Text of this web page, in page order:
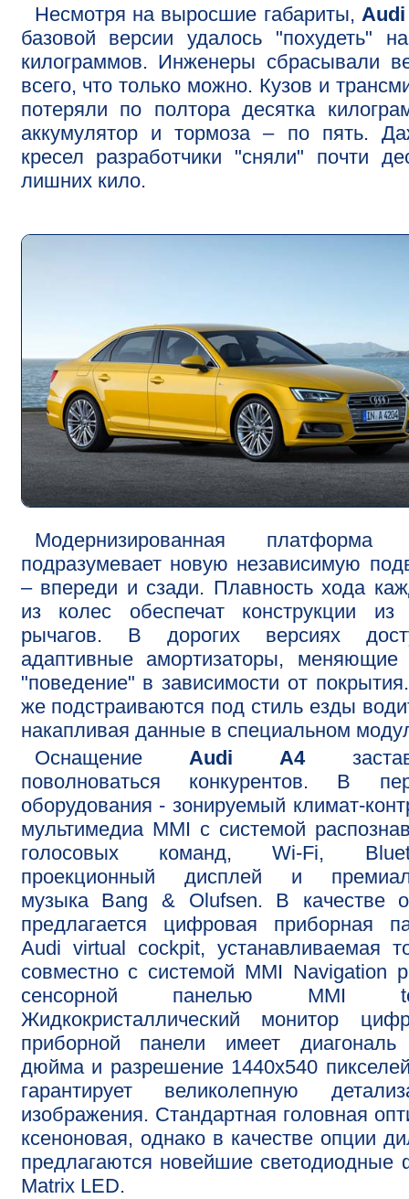
Несмотря на выросшие габариты, Audi
базовой версии удалось "похудеть"
килограммов. Инженеры сбрасывали
всего, что только можно. Кузов и
потеряли по полтора десятка
аккумулятор и тормоза – по пять.
кресел разработчики "сняли" почти
лишних кило.
Модернизированная платформа
подразумевает новую независимую
– впереди и сзади. Плавность хода
из колес обеспечат конструкции из
рычагов. В дорогих версиях
адаптивные амортизаторы, меняющие
"поведение" в зависимости от
же подстраиваются под стиль езды
накапливая данные в специальном
ОснащениеAudi A4
поволноваться конкурентов. В
оборудования - зонируемый климат-
мультимедиа MMI с системой
голосовых команд, Wi-Fi,
проекционный дисплей и
музыка Bang & Olufsen. В качестве
предлагается цифровая приборная
Audi virtual cockpit, устанавливаемая
совместно с системой MMI Navigation
сенсорной панелью MMI
Жидкокристаллический монитор
приборной панели имеет диагональ
дюйма и разрешение 1440х540
гарантирует великолепную
изображения. Стандартная головная
ксеноновая, однако в качестве опции
предлагаются новейшие светодиодные
Matrix LED.